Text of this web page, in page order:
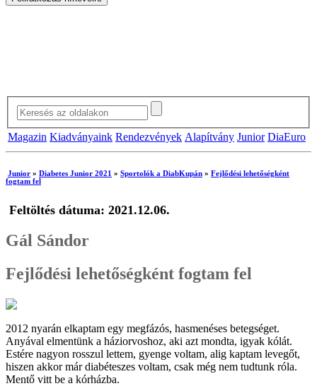
Magazin Kiadványaink Rendezvények Alapítvány Junior DiaEuro
Junior » Diabetes Junior 2021 » Sportolók a DiabKupán » Fejlődési lehetőségként
fogtam fel
Feltöltés dátuma: 2021.12.06.
Gál Sándor
Fejlődési lehetőségként fogtam fel
2012 nyarán elkaptam egy megfázós, hasmenéses betegséget.
Anyával elmentünk a háziorvoshoz, aki azt mondta, igyak kólát.
Estére nagyon rosszul lettem, gyenge voltam, alig kaptam levegőt,
hiszen akkor már diabéteszes voltam, csak még nem tudtunk róla.
Mentő vitt be a kórházba.